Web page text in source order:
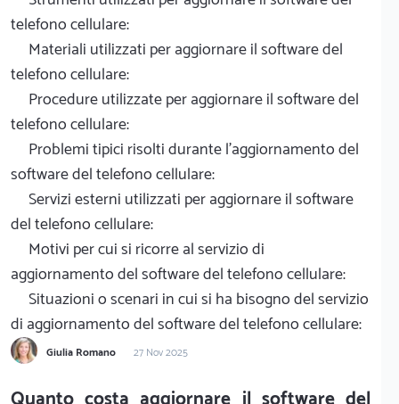
telefono cellulare:
Materiali utilizzati per aggiornare il software del
telefono cellulare:
Procedure utilizzate per aggiornare il software del
telefono cellulare:
Problemi tipici risolti durante l'aggiornamento del
software del telefono cellulare:
Servizi esterni utilizzati per aggiornare il software
del telefono cellulare:
Motivi per cui si ricorre al servizio di
aggiornamento del software del telefono cellulare:
Situazioni o scenari in cui si ha bisogno del servizio
di aggiornamento del software del telefono cellulare:
Giulia Romano 27 Nov 2025